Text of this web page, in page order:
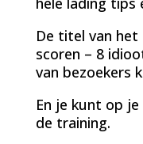
De titel van het
scoren – 8
van bezoekers
En je kunt op
de training.